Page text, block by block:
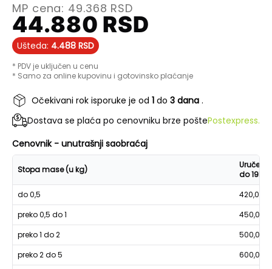
MP cena: 49.368 RSD
44.880 RSD
Ušteda: 4.488 RSD
* PDV je uključen u cenu
* Samo za online kupovinu i gotovinsko plaćanje
Očekivani rok isporuke je od 1 do 3 dana .
Dostava se plaća po cenovniku brze poštePostexpress.
Cenovnik - unutrašnji saobraćaj
Stopa mase (u kg)
Uručenje
do 19h
do 0,5
420,00
preko 0,5 do 1
450,00
preko 1 do 2
500,00
preko 2 do 5
600,00